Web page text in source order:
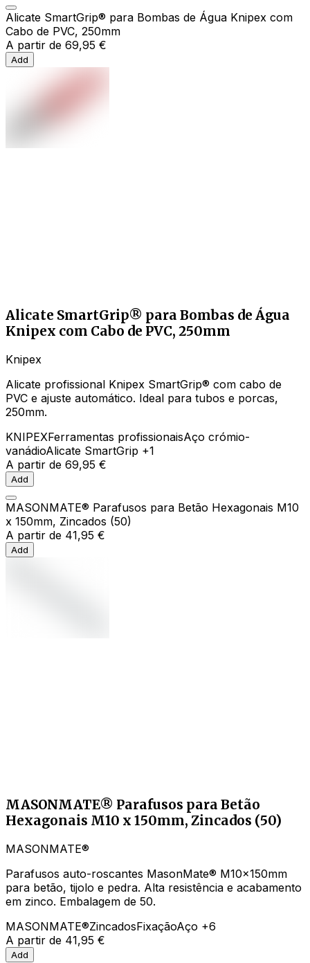
Alicate SmartGrip® para Bombas de Água Knipex com
Cabo de PVC, 250mm
A partir de 69,95 €
Add
Alicate SmartGrip® para Bombas de Água
Knipex com Cabo de PVC, 250mm
Knipex
Alicate profissional Knipex SmartGrip® com cabo de
PVC e ajuste automático. Ideal para tubos e porcas,
250mm.
KNIPEXFerramentas profissionaisAço crómio-
vanádioAlicate SmartGrip +1
A partir de 69,95 €
Add
MASONMATE® Parafusos para Betão Hexagonais M10
x 150mm, Zincados (50)
A partir de 41,95 €
Add
MASONMATE® Parafusos para Betão
Hexagonais M10 x 150mm, Zincados (50)
MASONMATE®
Parafusos auto-roscantes MasonMate® M10x150mm
para betão, tijolo e pedra. Alta resistência e acabamento
em zinco. Embalagem de 50.
MASONMATE®ZincadosFixaçãoAço +6
A partir de 41,95 €
Add